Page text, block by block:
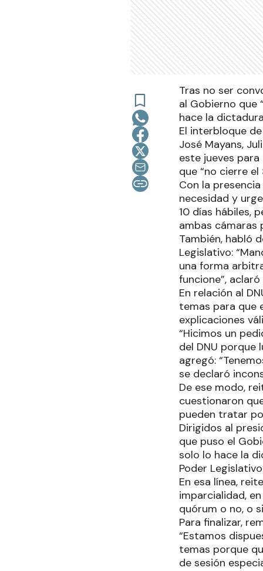
Tras no ser
al Gobierno que
hace la
El interbloque
José Mayans,
este jueves
que “no cierre el
Con la
necesidad y
10 días hábiles,
ambas cámaras
También, habló
Legislativo:
una forma
funcione”, aclaró
En relación al
temas para que
explicaciones
“Hicimos un
del DNU porque
agregó:
se declaró
De ese modo,
cuestionaron
pueden tratar
Dirigidos al
que puso el
solo lo hace la
Poder
En esa línea,
imparcialidad,
quórum o no, o
Para finalizar,
“Estamos
temas porque
de sesión